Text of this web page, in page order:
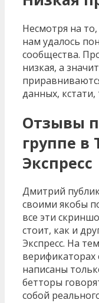
Несмотря на то,
нам удалось
сообщества.
низкая, а
данных, кстати,
Отзывы
группе в
Экспресс
Дмитрий
своими якобы
все эти
стоит, как и
Экспресс. На
написаны
бетторы
собой